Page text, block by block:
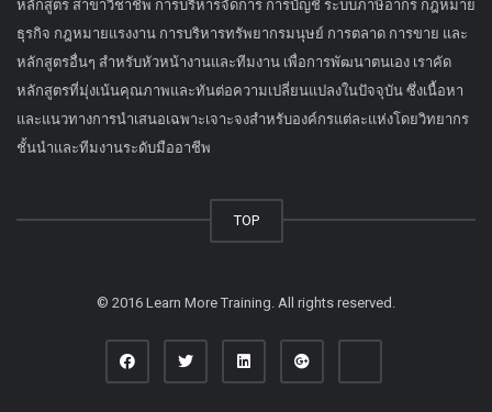
หลักสูตร สาขาวิชาชีพ การบริหารจัดการ การบัญชี ระบบภาษีอากร กฎหมาย
ธุรกิจ กฎหมายแรงงาน การบริหารทรัพยากรมนุษย์ การตลาด การขาย และ
หลักสูตรอื่นๆ สำหรับหัวหน้างานและทีมงาน เพื่อการพัฒนาตนเอง เราคัด
หลักสูตรที่มุ่งเน้นคุณภาพและทันต่อความเปลี่ยนแปลงในปัจจุบัน ซึ่งเนื้อหา
และแนวทางการนำเสนอเฉพาะเจาะจงสำหรับองค์กรแต่ละแห่งโดยวิทยากร
ชั้นนำและทีมงานระดับมืออาชีพ
TOP
© 2016 Learn More Training. All rights reserved.